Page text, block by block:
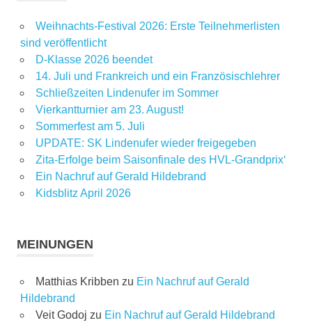
Weihnachts-Festival 2026: Erste Teilnehmerlisten
sind veröffentlicht
D-Klasse 2026 beendet
14. Juli und Frankreich und ein Französischlehrer
Schließzeiten Lindenufer im Sommer
Vierkantturnier am 23. August!
Sommerfest am 5. Juli
UPDATE: SK Lindenufer wieder freigegeben
Zita-Erfolge beim Saisonfinale des HVL-Grandprix‘
Ein Nachruf auf Gerald Hildebrand
Kidsblitz April 2026
MEINUNGEN
Matthias Kribben zu Ein Nachruf auf Gerald
Hildebrand
Veit Godoj zu Ein Nachruf auf Gerald Hildebrand